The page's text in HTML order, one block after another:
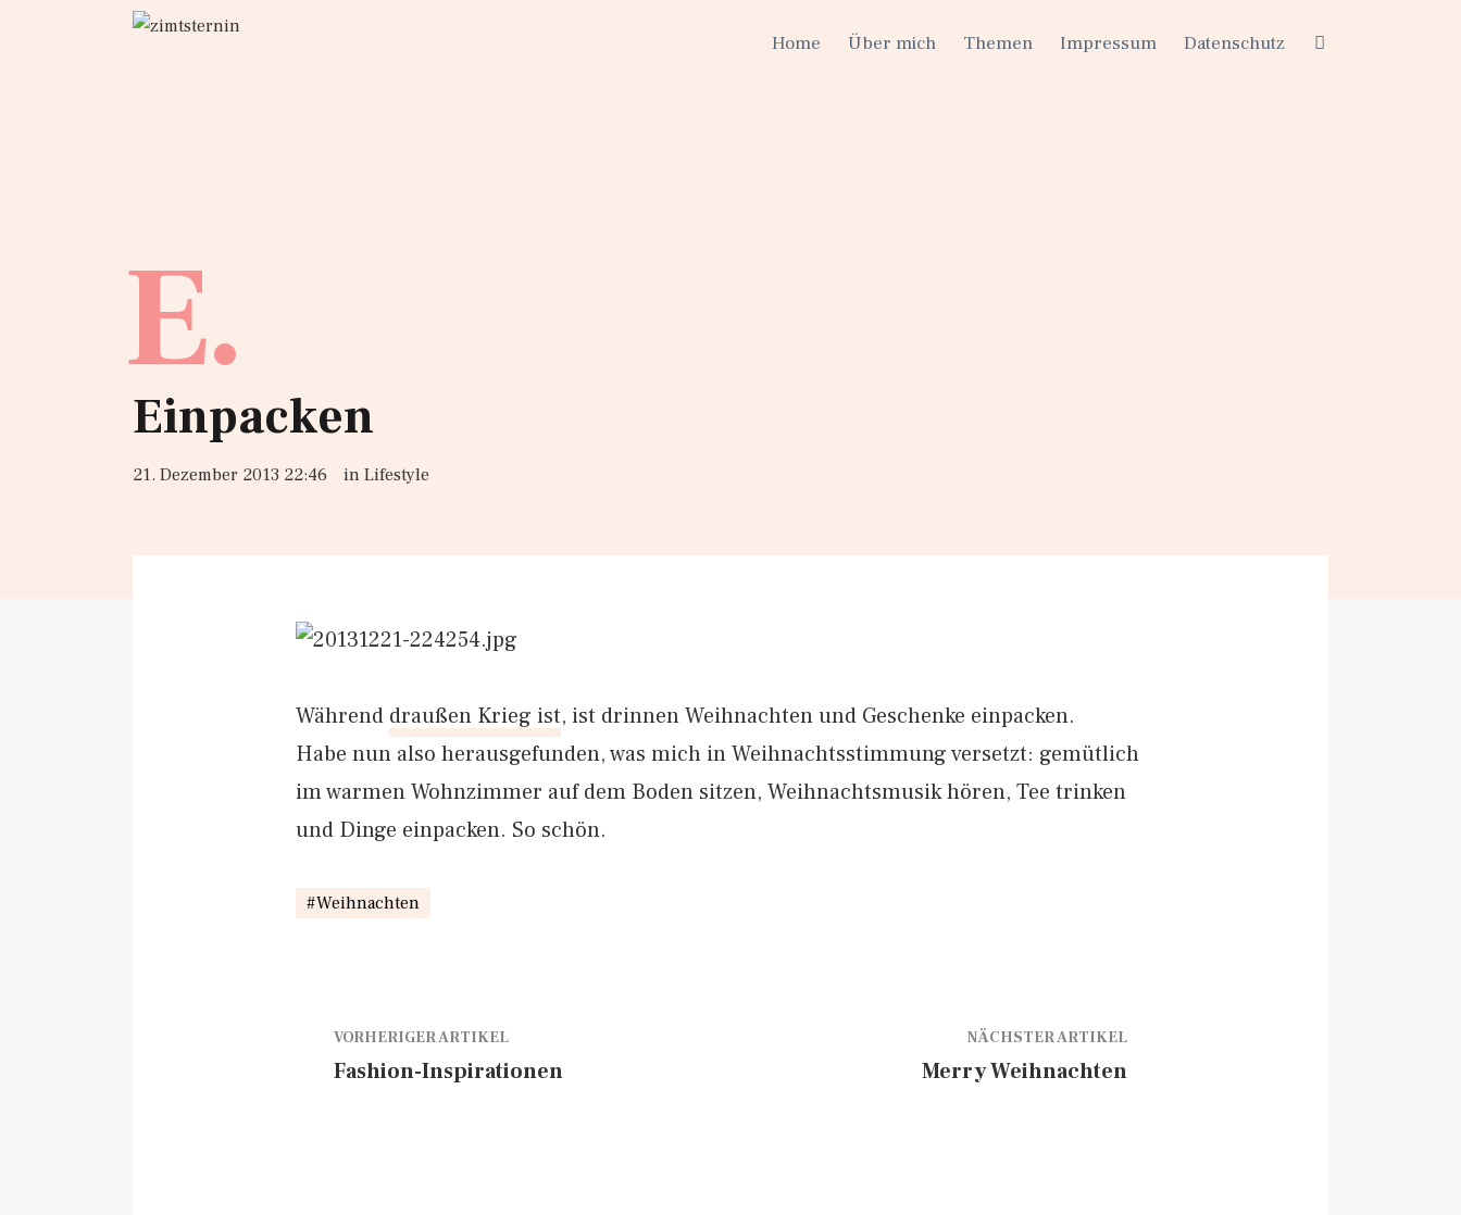
Home Über mich Themen Impressum Datenschutz
E.
Einpacken
21. Dezember 2013 22:46 in Lifestyle
Während draußen Krieg ist, ist drinnen Weihnachten und Geschenke einpacken.
Habe nun also herausgefunden, was mich in Weihnachtsstimmung versetzt: gemütlich
im warmen Wohnzimmer auf dem Boden sitzen, Weihnachtsmusik hören, Tee trinken
und Dinge einpacken. So schön.
Weihnachten
VORHERIGER ARTIKEL
Fashion-Inspirationen
NÄCHSTER ARTIKEL
Merry Weihnachten